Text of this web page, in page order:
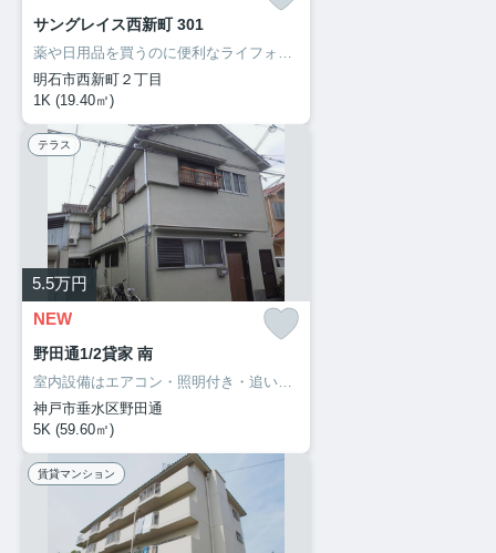
サングレイス西新町 301
薬や日用品を買うのに便利なライフォート明石新明店まで488mです。室内設備はエアコン・ネット使用料不要・BSなどが揃っているので、快適に過ごしやすいお部屋になります。魅力も多い賃貸物件はいかがでしょうか。明石市での暮らしを、サポートホームサービスからスタートさせましょう。お電話でのご連絡なら078-913-0002からどうぞ。お待ちしてます。
明石市西新町２丁目
1K (19.40㎡)
テラス
5.5万円
NEW
野田通1/2貸家 南
室内設備はエアコン・照明付き・追い焚きなど豊富に揃っており、過ごしやすいお部屋になっております。新しい日々を送るにふさわしい、きれいな室内です。大きなおもちゃも置けるお子さんに嬉しい広々空間をもつお住まい。誰もが憧れる甘い生活は新婚さん向けになっております。快適な生活は心に余裕を与えてくれます。楽しくゆとりある生活をお求めなら、当社が条件に合った住まい探しを全力でサポートいたします(^_^)
神戸市垂水区野田通
5K (59.60㎡)
賃貸マンション